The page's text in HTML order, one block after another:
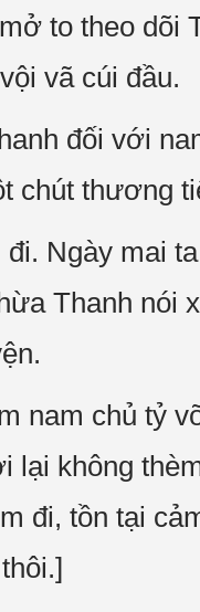
to theo dõi
vã cúi đầu.
đối với
chút thương
Ngày mai
Thanh nói
nam chủ tỷ
lại không
đi, tồn tại